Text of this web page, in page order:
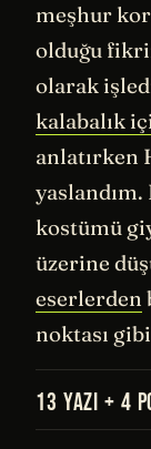
meşhur
olduğu
olarak
kalabalık
anlatırken
kostümü
üzerine
eserlerden
noktası
13 YAZI + 4